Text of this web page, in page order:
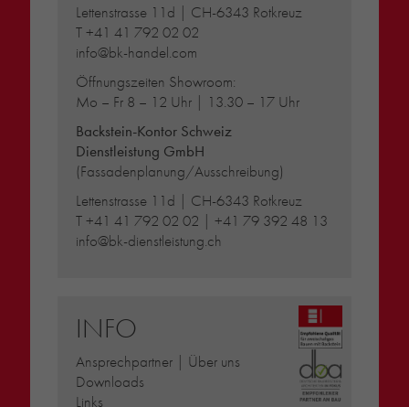
Lettenstrasse 11d | CH-6343 Rotkreuz
T+41 41 792 02 02
info@bk-handel.com
Öffnungszeiten Showroom:
Mo – Fr 8 – 12 Uhr | 13.30 – 17 Uhr
Backstein-Kontor Schweiz
Dienstleistung GmbH
(Fassadenplanung/Ausschreibung)
Lettenstrasse 11d | CH-6343 Rotkreuz
T+41 41 792 02 02 |+41 79 392 48 13
info@bk-dienstleistung.ch
INFO
Ansprechpartner | Über uns
Downloads
Links